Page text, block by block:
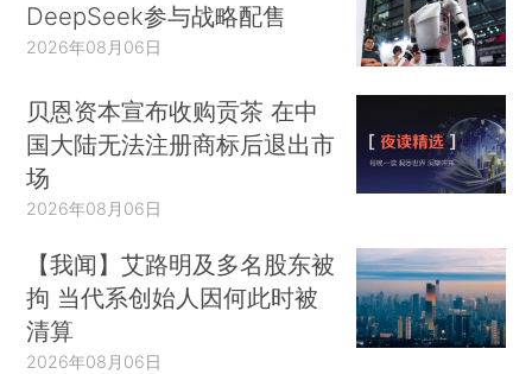
DeepSeek参与战略配售
2026年08月06日
贝恩资本宣布收购贡茶 在中
国大陆无法注册商标后退出市
场
2026年08月06日
【我闻】艾路明及多名股东被
拘 当代系创始人因何此时被
清算
2026年08月06日